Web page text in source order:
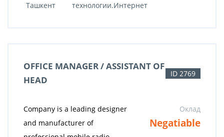
Ташкент
технологии.Интернет
OFFICE MANAGER / ASSISTANT OF
HEAD
ID 2769
Company is a leading designer
and manufacturer of
Оклад
Negatiable